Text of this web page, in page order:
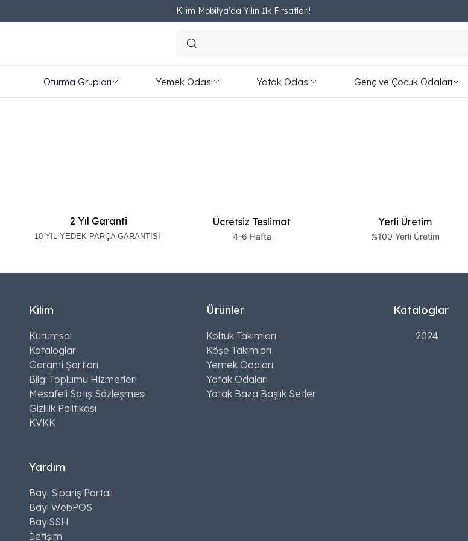
Kilim Mobilya'da Yılın İlk Fırsatları!
Oturma Grupları Yemek Odası Yatak Odası Genç ve Çocuk Odaları
2 Yıl Garanti
10 YIL YEDEK PARÇA GARANTİSİ
Ücretsiz Teslimat
4-6 Hafta
Yerli Üretim
%100 Yerli Üretim
Kilim
Kurumsal
Kataloglar
Garanti Şartları
Bilgi Toplumu Hizmetleri
Mesafeli Satış Sözleşmesi
Gizlilik Politikası
KVKK
Ürünler
Koltuk Takımları
Köşe Takımları
Yemek Odaları
Yatak Odaları
Yatak Baza Başlık Setler
Yardım
Bayi Sipariş Portalı
Bayi WebPOS
BayiSSH
İletişim
Kataloglar
2024